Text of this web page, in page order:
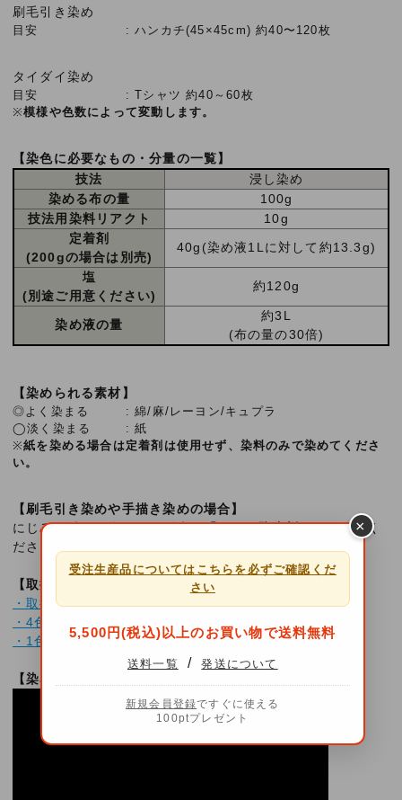
×
受注生産品についてはこちらを必ずご確認くだ
さい
5,500円(税込)以上のお買い物で送料無料
送料一覧 / 発送について
新規会員登録ですぐに使える
100ptプレゼント
刷毛引き染め
目安 ハンカチ(45×45cm) 約40〜120枚
タイダイ染め
目安
Tシャツ 約40～60枚
※模様や色数によって変動します。
【染色に必要なもの・分量の一覧】
技法
浸し染め
染める布の量
100g
技法用染料リアクト
10g
定着剤
(200gの場合は別売)
40g(染め液1Lに対して約13.3g)
塩
(別途ご用意ください)
約120g
染め液の量
約3L
(布の量の30倍)
【染められる素材】
◎よく染まる
綿/麻/レーヨン/キュプラ
◯淡く染まる
紙
※紙を染める場合は定着剤は使用せず、染料のみで染めてくださ
い。
【刷毛引き染めや手描き染めの場合】
にじみを避ける為には、別売の「にじみ防止剤」をお使いく
ださい。
【取扱説明書・染め方】
・取扱説明書
・4色セットで作るタイダイ染めレシピ
・1色で作るボーダー柄タイダイ染めレシピ
【染め方動画】